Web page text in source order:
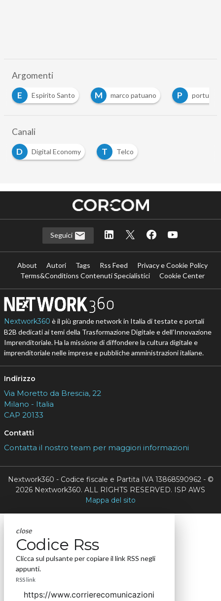
Argomenti
E
Espirito Santo M marco patuano P portugal
Canali
D
Digital Economy T Telco
Seguici
About Autori Tags Rss Feed
Privacy e Cookie Policy
Terms&Conditions Contenuti Specialistici
Cookie Center
Nextwork360 è il più grande network in Italia di testate e portali
B2B dedicati ai temi della Trasformazione Digitale e dell’Innovazione
Imprenditoriale. Ha la missione di diffondere la cultura digitale e
imprenditoriale nelle imprese e pubbliche amministrazioni italiane.
Indirizzo
Via Moretto da Brescia, 22
Milano - Italia
CAP 20133
Contatti
Contatta il nostro team per maggiori informazioni
Nextwork360 - Codice fiscale e Partita IVA 13868590962 - ©
2026 Nextwork360. ALL RIGHTS RESERVED. ISP AWS
Mappa del sito
close
Codice Rss
Clicca sul pulsante per copiare il link RSS negli
appunti.
RSS link